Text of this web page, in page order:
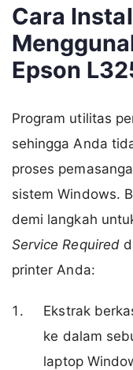
Cara
Epson
Program utilitas
sehingga Anda
proses
sistem Windows.
demi langkah
Service Required
printer Anda:
Ekstrak
ke dalam
laptop